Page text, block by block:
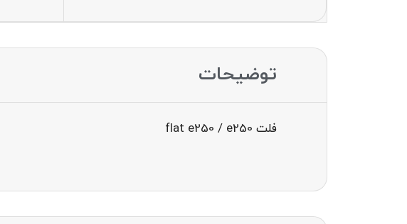
توضیحات
فلت flat e250 / e250